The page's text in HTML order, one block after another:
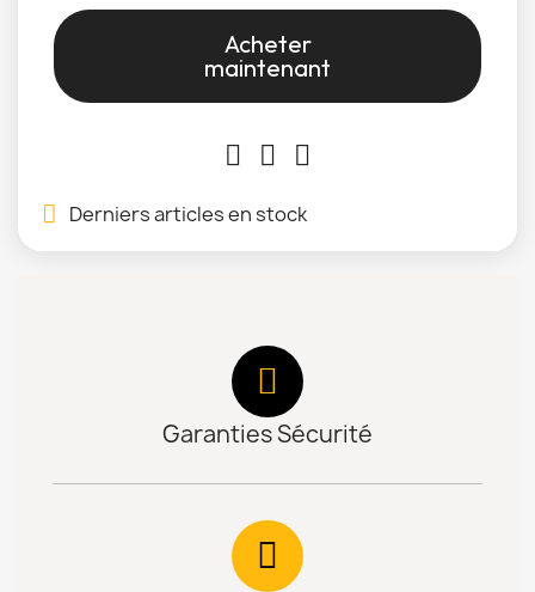
Acheter
maintenant
Derniers articles en stock
Garanties Sécurité